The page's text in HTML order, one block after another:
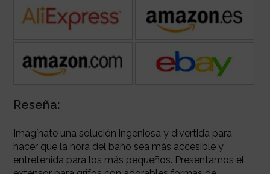
Reseña:
Imagínate una solución ingeniosa y divertida para
hacer que la hora del baño sea más accesible y
entretenida para los más pequeños. Presentamos el